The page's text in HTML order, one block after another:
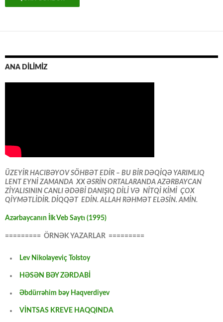
ANA DİLİMİZ
ÜZEYİR HACIBƏYOV SÖHBƏT EDİR – BU BİR DƏQİQƏ YARIMLIQ
LENT EYNİ ZAMANDA XX ƏSRİN ORTALARANDA AZƏRBAYCAN
ZİYALISININ CANLI ƏDƏBİ DANIŞIQ DİLİ VƏ NİTQİ KİMİ ÇOX
QİYMƏTLİDİR. DİQQƏT EDİN. ALLAH RƏHMƏT ELƏSİN. AMİN.
Azərbaycanın İlk Veb Saytı (1995)
========= ÖRNƏK YAZARLAR =========
Lev Nikolayeviç Tolstoy
HƏSƏN BƏY ZƏRDABİ
Əbdürrəhim bəy Haqverdiyev
VİNTSAS KREVE HAQQINDA